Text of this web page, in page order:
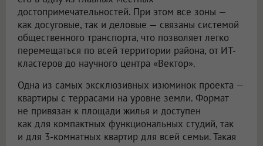
достопримечательностей. При этом все зоны —
как досуговые, так и деловые — связаны системой
общественного транспорта, что позволяет легко
перемещаться по всей территории района, от ИТ-
кластеров до научного центра «Вектор».
Одна из самых эксклюзивных изюминок проекта —
квартиры с террасами на уровне земли. Формат
не привязан к площади жилья и доступен
как для компактных функциональных студий, так
и для 3-комнатных квартир для всей семьи. Такая